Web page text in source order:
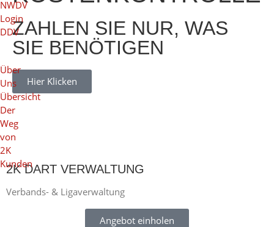
NWDV
Login
DDV
Über
Uns
Übersicht
Der
Weg
von
2K
Kunden
ZAHLEN SIE NUR, WAS
SIE BENÖTIGEN
Hier Klicken
2K DART VERWALTUNG
Verbands- & Ligaverwaltung​
Angebot einholen